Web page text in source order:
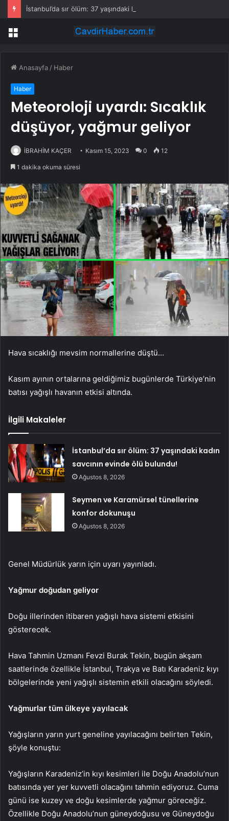
Menü
Anasayfa / Haber
Haber
Meteoroloji uyardı: Sıcaklık
düşüyor, yağmur geliyor
İBRAHİM KAÇER Kasım 15, 2023 0 12
1 dakika okuma süresi
Hava sıcaklığı mevsim normallerine düştü…
Kasım ayının ortalarına geldiğimiz bugünlerde Türkiye’nin
batısı yağışlı havanın etkisi altında.
İlgili Makaleler
İstanbul’da sır ölüm: 37 yaşındaki kadın
savcının evinde ölü bulundu!
Ağustos 8, 2026
Seymen ve Karamürsel tünellerine
konfor dokunuşu
Ağustos 8, 2026
Genel Müdürlük yarın için uyarı yayınladı.
Yağmur doğudan geliyor
Doğu illerinden itibaren yağışlı hava sistemi etkisini
gösterecek.
Hava Tahmin Uzmanı Fevzi Burak Tekin, bugün akşam
saatlerinde özellikle İstanbul, Trakya ve Batı Karadeniz kıyı
bölgelerinde yeni yağışlı sistemin etkili olacağını söyledi.
Yağmurlar tüm ülkeye yayılacak
Yağışların yarın yurt geneline yayılacağını belirten Tekin,
şöyle konuştu:
Yağışların Karadeniz’in kıyı kesimleri ile Doğu Anadolu’nun
batısında yer yer kuvvetli olacağını tahmin ediyoruz. Cuma
günü ise kuzey ve doğu kesimlerde yağmur göreceğiz.
Özellikle Doğu Anadolu’nun güneydoğusu ve Güneydoğu